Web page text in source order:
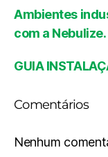
Ambientes
com a Nebulize.
GUIA
Comentários
Nenhum